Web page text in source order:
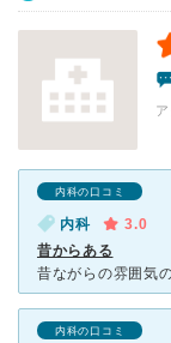
内科の口コミ
内科
3.0
昔からある
内科の口コミ